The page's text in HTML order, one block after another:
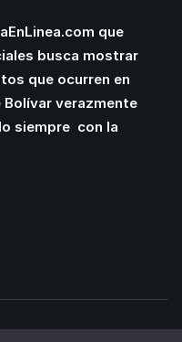
que
busca mostrar
que ocurren en
verazmente
siempre con la